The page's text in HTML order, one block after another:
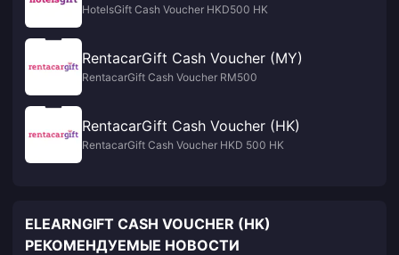
HotelsGift Cash Voucher HKD500 HK
RentacarGift Cash Voucher (MY)
RentacarGift Cash Voucher RM500
RentacarGift Cash Voucher (HK)
RentacarGift Cash Voucher HKD 500 HK
ELEARNGIFT CASH VOUCHER (HK)
РЕКОМЕНДУЕМЫЕ НОВОСТИ